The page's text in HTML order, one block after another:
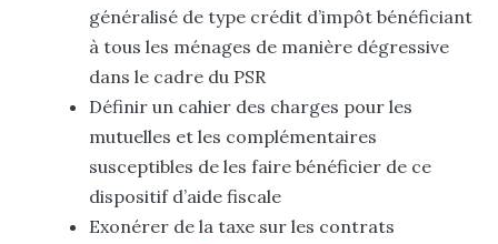
généralisé de type crédit d’impôt bénéficiant
à tous les ménages de manière dégressive
dans le cadre du PSR
Définir un cahier des charges pour les
mutuelles et les complémentaires
susceptibles de les faire bénéficier de ce
dispositif d’aide fiscale
Exonérer de la taxe sur les contrats